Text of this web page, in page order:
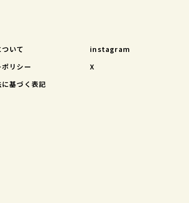
いて
リシー
基づく表記
instagram
X